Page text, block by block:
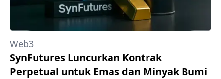
Web3
SynFutures Luncurkan Kontrak
Perpetual untuk Emas dan Minyak Bumi